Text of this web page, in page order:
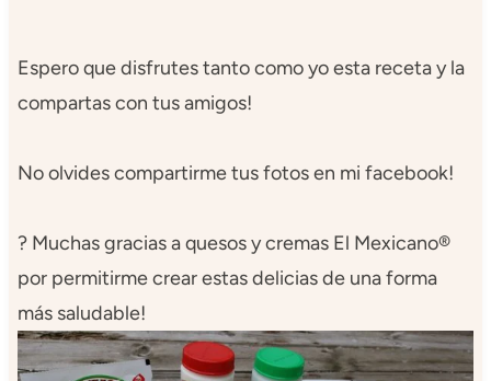
Espero que disfrutes tanto como yo esta receta y la
compartas con tus amigos!
No olvides compartirme tus fotos en mi facebook!
? Muchas gracias a quesos y cremas El Mexicano®
por permitirme crear estas delicias de una forma
más saludable!